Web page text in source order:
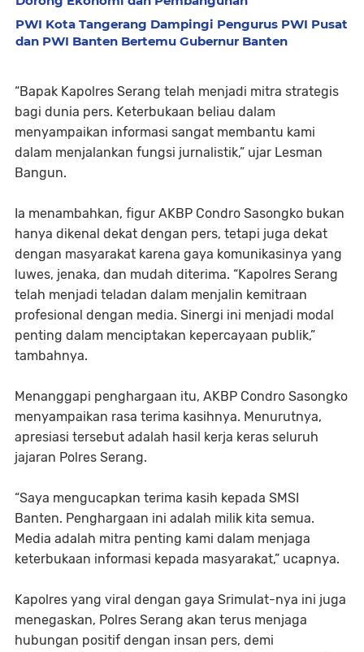
PWI Kota Tangerang Dampingi Pengurus PWI Pusat
dan PWI Banten Bertemu Gubernur Banten
“Bapak Kapolres Serang telah menjadi mitra strategis
bagi dunia pers. Keterbukaan beliau dalam
menyampaikan informasi sangat membantu kami
dalam menjalankan fungsi jurnalistik,” ujar Lesman
Bangun.
Ia menambahkan, figur AKBP Condro Sasongko bukan
hanya dikenal dekat dengan pers, tetapi juga dekat
dengan masyarakat karena gaya komunikasinya yang
luwes, jenaka, dan mudah diterima. “Kapolres Serang
telah menjadi teladan dalam menjalin kemitraan
profesional dengan media. Sinergi ini menjadi modal
penting dalam menciptakan kepercayaan publik,”
tambahnya.
Menanggapi penghargaan itu, AKBP Condro Sasongko
menyampaikan rasa terima kasihnya. Menurutnya,
apresiasi tersebut adalah hasil kerja keras seluruh
jajaran Polres Serang.
“Saya mengucapkan terima kasih kepada SMSI
Banten. Penghargaan ini adalah milik kita semua.
Media adalah mitra penting kami dalam menjaga
keterbukaan informasi kepada masyarakat,” ucapnya.
Kapolres yang viral dengan gaya Srimulat-nya ini juga
menegaskan, Polres Serang akan terus menjaga
hubungan positif dengan insan pers, demi